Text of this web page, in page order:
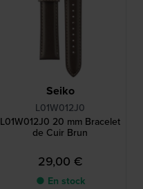
Seiko
L01W012J0
L01W012J0 20 mm Bracelet
de Cuir Brun
29,00 €
● En stock